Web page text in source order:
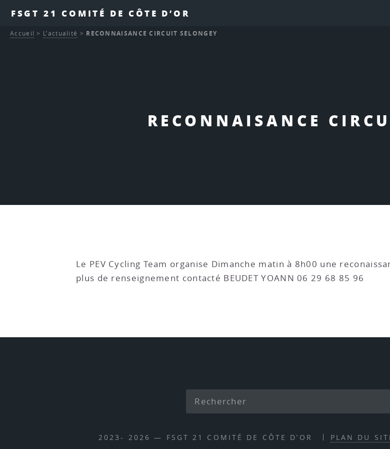
FSGT 21 COMITÉ DE CÔTE D’OR
RECONNAISANCE
Accueil > L’actualité > RECONNAISANCE CIRCUIT SELONGEY
Le PEV Cycling Team organise Dimanche matin à 8h00 une
plus de renseignement contacté BEUDET YOANN 06 29 68 85 96
2023- 2026 — FSGT 21 COMITÉ DE CÔTE D’OR PLAN DU